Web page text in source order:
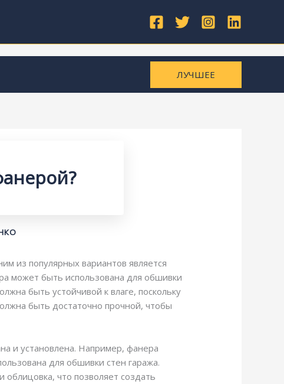
ЛУЧШЕЕ
из популярных вариантов является
может быть использована для обшивки
быть устойчивой к влаге, поскольку
быть достаточно прочной, чтобы
и установлена. Например, фанера
для обшивки стен гаража.
что позволяет создать